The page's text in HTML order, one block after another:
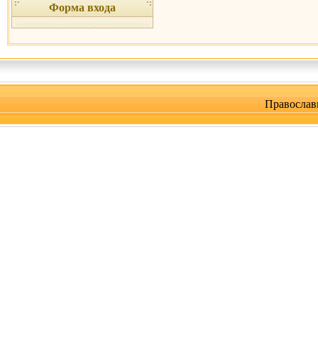
Форма входа